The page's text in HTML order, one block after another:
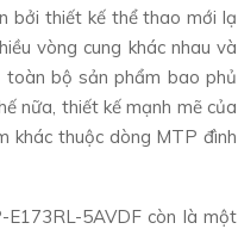
bởi thiết kế thể thao mới lạ
vòng cung khác nhau và
toàn bộ sản phẩm bao phủ
nữa, thiết kế mạnh mẽ của
khác thuộc dòng MTP đình
5AVDF còn là một